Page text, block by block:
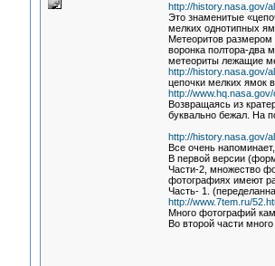
http://history.nasa.gov/
Это знаменитые
мелких однотипных
Метеоритов размером
воронка полтора-два
метеориты лежащие
http://history.nasa.gov/
цепочки мелких ямок
http://
Возвращаясь из
буквально бежал. На
http://history.nasa.gov/
Все очень
В первой версии
Части-2, множество
фотографиях имеют
Часть- 1.
http://www.7tem.ru/
Много фотографий
Во второй части